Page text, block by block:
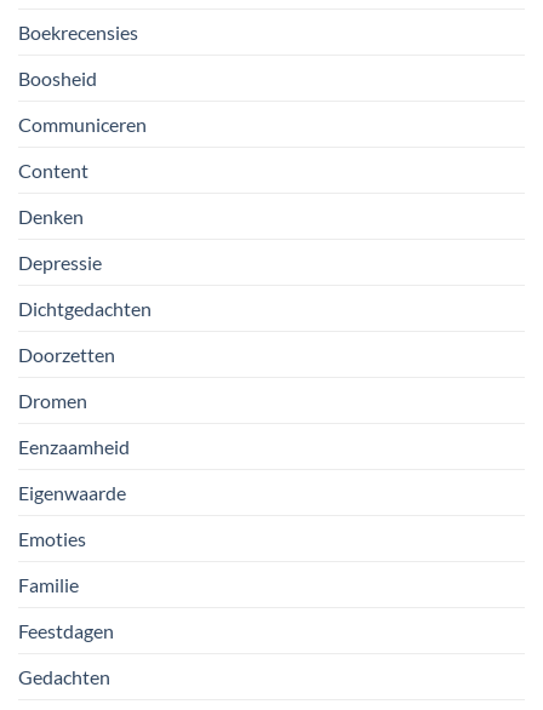
Boekrecensies
Boosheid
Communiceren
Content
Denken
Depressie
Dichtgedachten
Doorzetten
Dromen
Eenzaamheid
Eigenwaarde
Emoties
Familie
Feestdagen
Gedachten